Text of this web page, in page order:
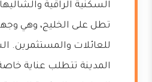
السكنية الراقية
تطل على الخليج، وهي
للعائلات والمستثمرين.
المدينة تتطلب عناية